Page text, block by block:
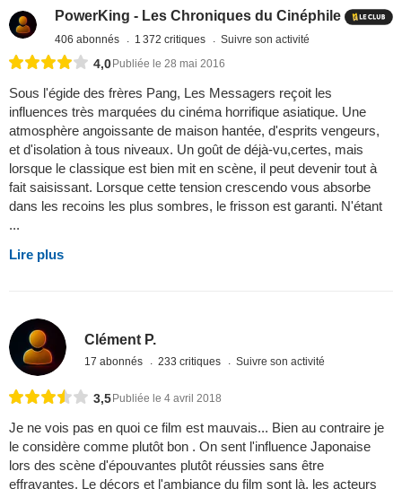
PowerKing - Les Chroniques du Cinéphile
406 abonnés 1 372 critiques Suivre son activité
4,0 Publiée le 28 mai 2016
Sous l'égide des frères Pang, Les Messagers reçoit les
influences très marquées du cinéma horrifique asiatique. Une
atmosphère angoissante de maison hantée, d'esprits vengeurs,
et d'isolation à tous niveaux. Un goût de déjà-vu,certes, mais
lorsque le classique est bien mit en scène, il peut devenir tout à
fait saisissant. Lorsque cette tension crescendo vous absorbe
dans les recoins les plus sombres, le frisson est garanti. N'étant
...
Lire plus
Clément P.
17 abonnés 233 critiques Suivre son activité
3,5 Publiée le 4 avril 2018
Je ne vois pas en quoi ce film est mauvais... Bien au contraire je
le considère comme plutôt bon . On sent l'influence Japonaise
lors des scène d'épouvantes plutôt réussies sans être
effrayantes. Le décors et l'ambiance du film sont là, les acteurs